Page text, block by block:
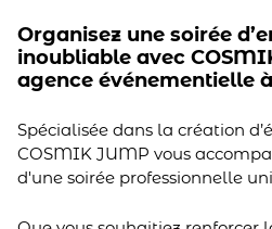
Organisez une soirée
inoubliable avec
agence événementielle
Spécialisée dans la création
COSMIK JUMP vous
d'une soirée professionnelle